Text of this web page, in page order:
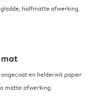
halfmatte afwerking.
ongecoat en helderwit papier
matte afwerking.